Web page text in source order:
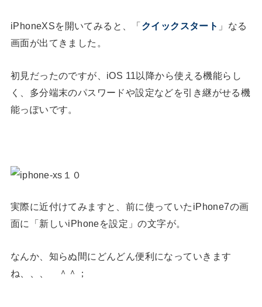
iPhoneXSを開いてみると、「 クイックスタート 」なる
画面が出てきました。
初見だったのですが、iOS 11以降から使える機能らし
く、多分端末のパスワードや設定などを引き継がせる機
能っぽいです。
実際に近付けてみますと、前に使っていたiPhone7の画
面に「新しいiPhoneを設定」の文字が。
なんか、知らぬ間にどんどん便利になっていきます
ね、、、 ＾＾；